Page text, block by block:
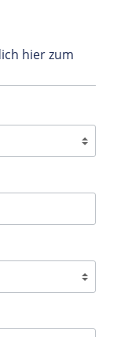
hier zum